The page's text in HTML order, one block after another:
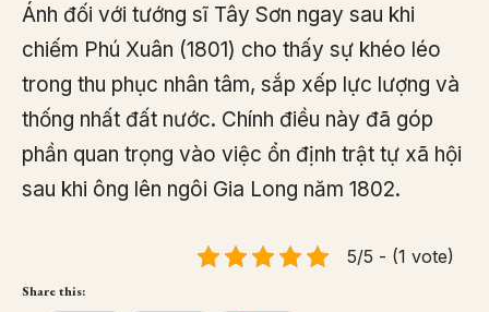
Ánh đối với tướng sĩ Tây Sơn ngay sau khi
chiếm Phú Xuân (1801) cho thấy sự khéo léo
trong thu phục nhân tâm, sắp xếp lực lượng và
thống nhất đất nước. Chính điều này đã góp
phần quan trọng vào việc ổn định trật tự xã hội
sau khi ông lên ngôi Gia Long năm 1802.
5/5 - (1 vote)
Share this: